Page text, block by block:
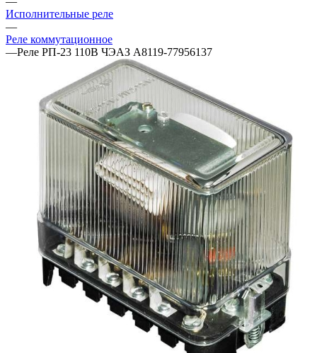
Исполнительные реле
—
Реле коммутационное
—Реле РП-23 110В ЧЭАЗ A8119-77956137